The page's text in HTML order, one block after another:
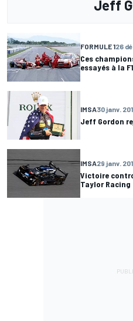
Jeff
FORMULE 126
Ces
essayés à la
IMSA30 janv.
Jeff Gordon
IMSA29 janv.
Victoire
Taylor Racing